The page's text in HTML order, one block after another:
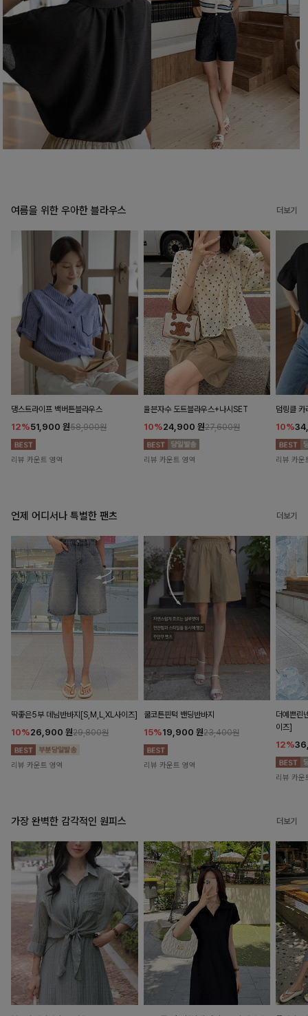
여름을 위한 우아한 블라우스 더보기
댕스트라이프 백버튼블라우스
12%51,900 원58,900원
리뷰 카운트 영역
율븐자수 도트블라우스+나시SET
10%24,900 원27,600원
리뷰 카운트 영역
덤링클 카
10%
리뷰 카운
언제 어디서나 특별한 팬츠 더보기
딱좋은5부 데님반바지[S,M,L,XL사이즈]
10%26,900 원29,800원
리뷰 카운트 영역
쿨코튼핀턱 밴딩반바지
15%19,900 원23,400원
리뷰 카운트 영역
더예쁜린
이즈]
12%
리뷰 카운
가장 완벽한 감각적인 원피스 더보기